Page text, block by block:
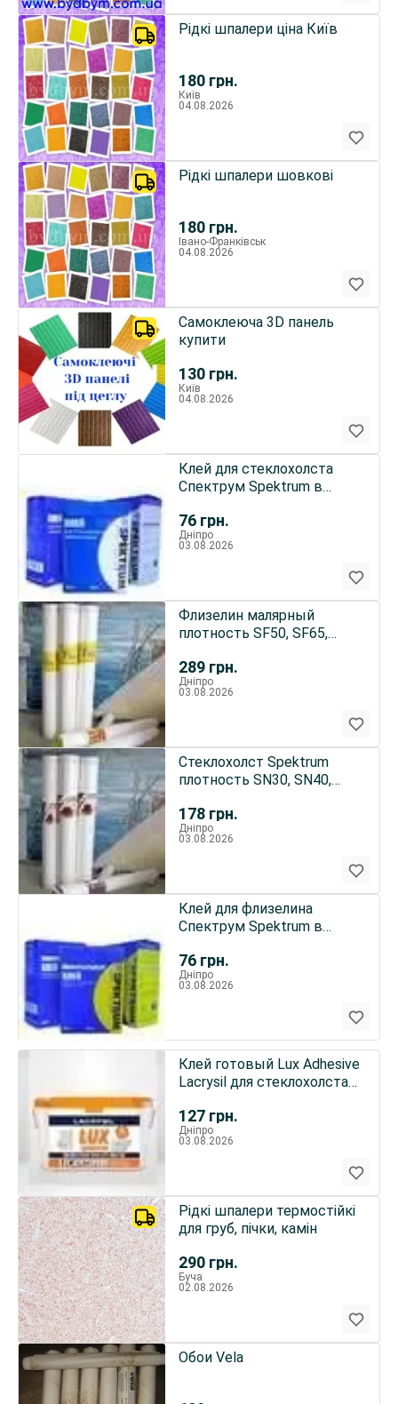
180 грн.
Рідкі шпалери ціна Київ
Київ
04.08.2026
180 грн.
Рідкі шпалери шовкові
Івано-Франківськ
04.08.2026
130 грн.
Самоклеюча 3D панель
купити
Київ
04.08.2026
76 грн.
Клей для стеклохолста
Спектрум Spektrum в
Дніпро
03.08.2026
289 грн.
Флизелин малярный
плотность SF50, SF65,
Дніпро
03.08.2026
178 грн.
Стеклохолст Spektrum
плотность SN30, SN40,
Дніпро
03.08.2026
76 грн.
Клей для флизелина
Спектрум Spektrum в
Дніпро
03.08.2026
127 грн.
Клей готовый Lux Adhesive
Lacrysil для стеклохолста
Дніпро
03.08.2026
290 грн.
Рідкі шпалери термостійкі
для груб, пічки, камін
Буча
02.08.2026
Обои Vela